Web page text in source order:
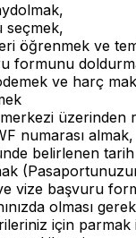
seçmek,
öğrenmek ve
formunu
ve harç
üzerinden
numarası almak,
belirlenen
vize başvuru
olması
için parmak